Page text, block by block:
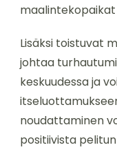
Lisäksi toistuvat
johtaa
keskuudessa ja
noudattaminen
positiivista